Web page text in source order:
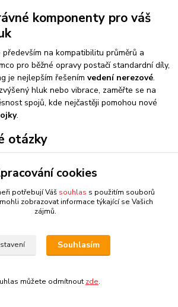
komponenty pro váš
především na kompatibilitu průměrů a
pro běžné opravy postačí standardní díly,
je nejlepším řešenímvedení nerezové.
hluk nebo vibrace, zaměřte se na
spojů, kde nejčastěji pomohou nové
.
otázky
lambdy?
k úpravě polohy senzoru vůči proudu
se využívá u vozů s upraveným výfukem,
chybové kontrolky motoru kvůli
vedení místo běžné oceli?
estetický vzhled, což je u výfukových
cookies
potřebují Váš souhlas s použitím souborů
zobrazovat informace týkající se Vašich
zájmů.
Souhlasím
můžete odmítnout zde.